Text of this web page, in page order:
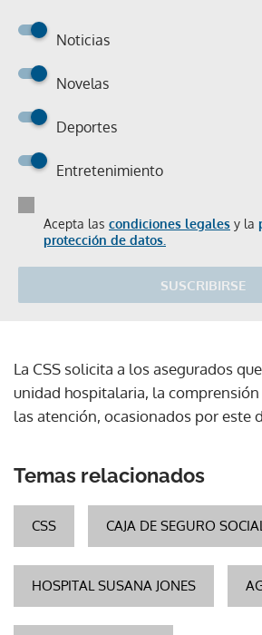
Noticias
Novelas
Deportes
Entretenimiento
Acepta las condiciones legales y la
protección de datos.
SUSCRIBIRSE
La CSS solicita a los asegurados
unidad hospitalaria, la
las atención, ocasionados por este
Temas relacionados
CSS CAJA DE SEGURO SOCIAL
HOSPITAL SUSANA JONES